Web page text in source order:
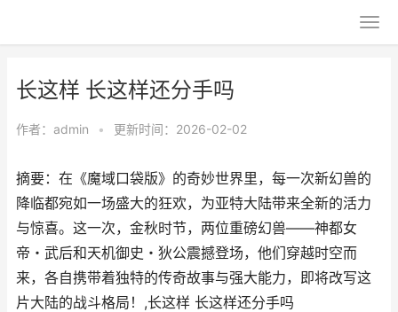
长这样 长这样还分手吗
作者： admin • 更新时间：2026-02-02
摘要：​在《魔域口袋版》的奇妙世界里，每一次新幻兽的
降临都宛如一场盛大的狂欢，为亚特大陆带来全新的活力
与惊喜。这一次，金秋时节，两位重磅幻兽——神都女
帝・武后和天机御史・狄公震撼登场，他们穿越时空而
来，各自携带着独特的传奇故事与强大能力，即将改写这
片大陆的战斗格局！,长这样 长这样还分手吗